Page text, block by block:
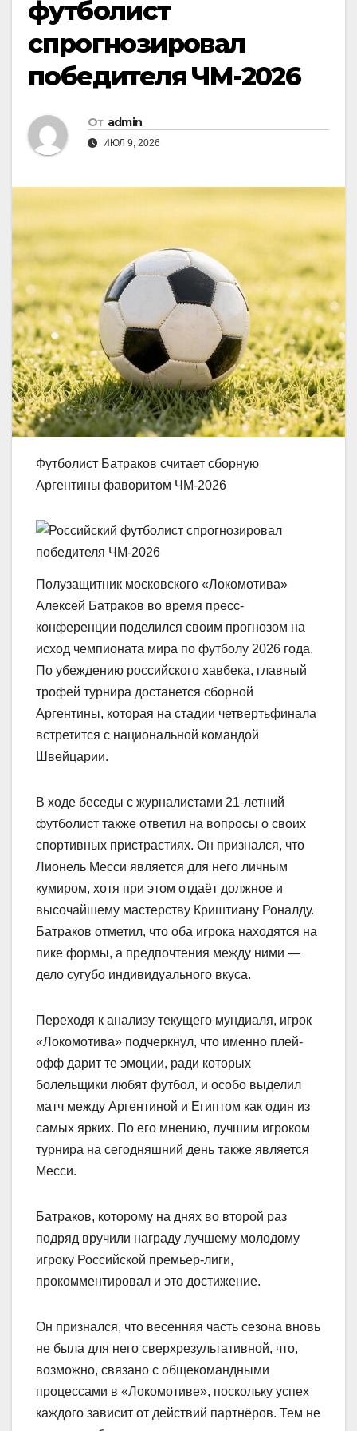
футболист
спрогнозировал
победителя ЧМ-2026
От admin
ИЮЛ 9, 2026
Футболист Батраков считает сборную
Аргентины фаворитом ЧМ-2026
Полузащитник московского «Локомотива»
Алексей Батраков во время пресс-
конференции поделился своим прогнозом на
исход чемпионата мира по футболу 2026 года.
По убеждению российского хавбека, главный
трофей турнира достанется сборной
Аргентины, которая на стадии четвертьфинала
встретится с национальной командой
Швейцарии.
В ходе беседы с журналистами 21-летний
футболист также ответил на вопросы о своих
спортивных пристрастиях. Он признался, что
Лионель Месси является для него личным
кумиром, хотя при этом отдаёт должное и
высочайшему мастерству Криштиану Роналду.
Батраков отметил, что оба игрока находятся на
пике формы, а предпочтения между ними —
дело сугубо индивидуального вкуса.
Переходя к анализу текущего мундиаля, игрок
«Локомотива» подчеркнул, что именно плей-
офф дарит те эмоции, ради которых
болельщики любят футбол, и особо выделил
матч между Аргентиной и Египтом как один из
самых ярких. По его мнению, лучшим игроком
турнира на сегодняшний день также является
Месси.
Батраков, которому на днях во второй раз
подряд вручили награду лучшему молодому
игроку Российской премьер-лиги,
прокомментировал и это достижение.
Он признался, что весенняя часть сезона вновь
не была для него сверхрезультативной, что,
возможно, связано с общекомандными
процессами в «Локомотиве», поскольку успех
каждого зависит от действий партнёров. Тем не